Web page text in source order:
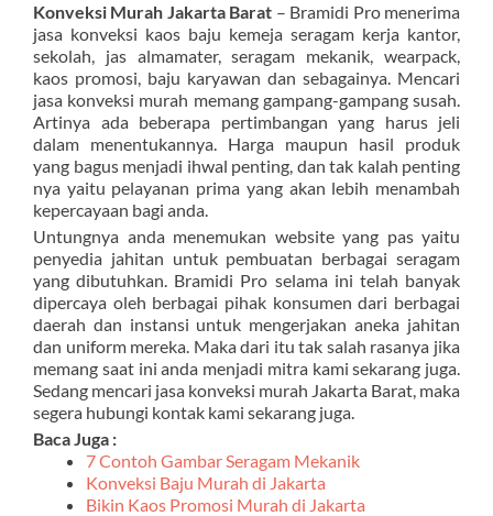
Konveksi Murah Jakarta Barat – Bramidi Pro menerima
jasa konveksi kaos baju kemeja seragam kerja kantor,
sekolah, jas almamater, seragam mekanik, wearpack,
kaos promosi, baju karyawan dan sebagainya. Mencari
jasa konveksi murah memang gampang-gampang susah.
Artinya ada beberapa pertimbangan yang harus jeli
dalam menentukannya. Harga maupun hasil produk
yang bagus menjadi ihwal penting, dan tak kalah penting
nya yaitu pelayanan prima yang akan lebih menambah
kepercayaan bagi anda.
Untungnya anda menemukan website yang pas yaitu
penyedia jahitan untuk pembuatan berbagai seragam
yang dibutuhkan. Bramidi Pro selama ini telah banyak
dipercaya oleh berbagai pihak konsumen dari berbagai
daerah dan instansi untuk mengerjakan aneka jahitan
dan uniform mereka. Maka dari itu tak salah rasanya jika
memang saat ini anda menjadi mitra kami sekarang juga.
Sedang mencari jasa konveksi murah Jakarta Barat, maka
segera hubungi kontak kami sekarang juga.
Baca Juga :
7 Contoh Gambar Seragam Mekanik
Konveksi Baju Murah di Jakarta
Bikin Kaos Promosi Murah di Jakarta